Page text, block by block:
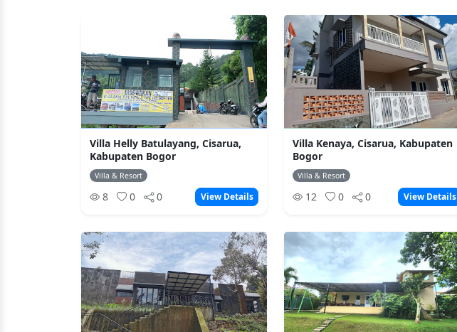
Villa Helly Batulayang, Cisarua,
Kabupaten Bogor
Villa & Resort
8 0 0 View Details
Villa Kenaya, Cisarua, Kabupaten
Bogor
Villa & Resort
12 0 0 View Details